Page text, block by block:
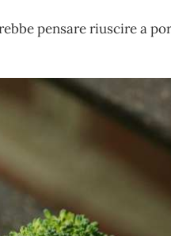
pensare riuscire a